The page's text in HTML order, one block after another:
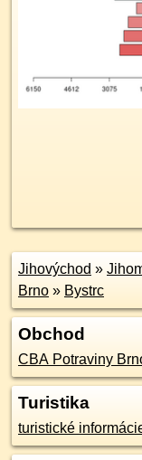
Jihovýchod »
Brno » Bystrc
Obchod
CBA Potraviny
Turistika
turistické